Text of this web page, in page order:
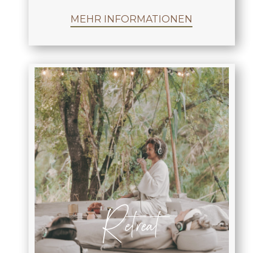
MEHR INFORMATIONEN
Retreat